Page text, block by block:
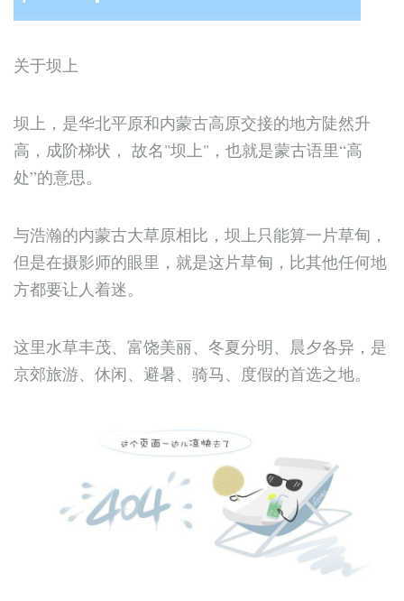
关于坝上
坝上，是华北平原和内蒙古高原交接的地方陡然升
高，成阶梯状， 故名"坝上"，也就是蒙古语里“高
处”的意思。
与浩瀚的内蒙古大草原相比，坝上只能算一片草甸，
但是在摄影师的眼里，就是这片草甸，比其他任何地
方都要让人着迷。
这里水草丰茂、富饶美丽、冬夏分明、晨夕各异，是
京郊旅游、休闲、避暑、骑马、度假的首选之地。